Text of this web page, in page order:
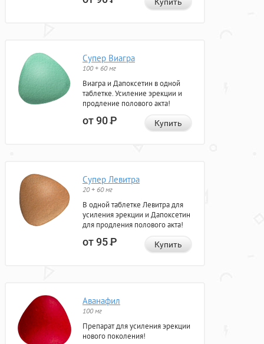
Купить
Супер Виагра
100 + 60 мг
Виагра и Дапоксетин в одной
таблетке. Усиление эрекции и
продление полового акта!
от 90Р Купить
Супер Левитра
20 + 60 мг
В одной таблетке Левитра для
усиления эрекции и Дапоксетин
для продления полового акта!
от 95Р Купить
Аванафил
100 мг
Препарат для усиления эрекции
нового поколения!